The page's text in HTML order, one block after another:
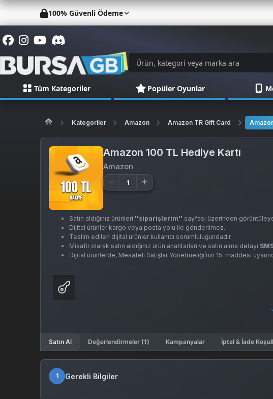
100% Güvenli Ödeme
Tüm Kategoriler Popüler Oyunlar
Kategoriler Amazon Amazon TR Gift Card
Amazon 100 TL Hediye Kartı
Amazon
Satın aldığınız ürünleri ''siparişlerim'' sayfası üzerinden
Dijital ürünler kargo veya posta yolu ile gönderilmez.
Teslim edilen dijital ürünler kullanıcı sorumluluğundadır.
Misafir olarak satın aldığınız ürün anahtarları ve satın alma detayı
Dijital ürünlerde, Mesafeli Satışlar Yönetmeliği’nin 15. maddesi
Satın Al Değerlendirmeler (1) Kampanyalar İptal & İade
1 Gerekli Bilgiler